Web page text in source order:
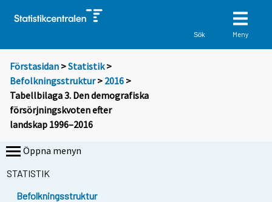
Sök Meny
Förstasidan >Statistik >
Befolkningsstruktur> 2016 >
Tabellbilaga 3. Den demografiska
försörjningskvoten efter
landskap 1996–2016
Öppna menyn
STATISTIK
Befolkningsstruktur